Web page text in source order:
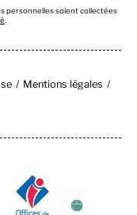
personnelles soient collectées
Mentions légales